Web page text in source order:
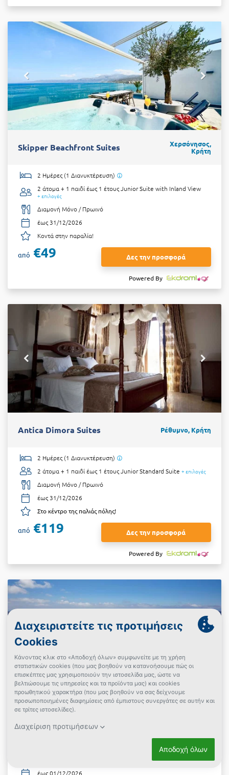
Skipper Beachfront Suites
Χερσόνησος,
Κρήτη
2 Ημέρες (1 Διανυκτέρευση)
2 άτομα + 1 παιδί έως 1 έτουςJunior Suite with Inland View
+ επιλογές
Διαμονή Μόνο / Πρωινό
έως 31/12/2026
Κοντά στην παραλία!
από €49 Δες την προσφορά
Powered By
Antica Dimora Suites Ρέθυμνο, Κρήτη
2 Ημέρες (1 Διανυκτέρευση)
2 άτομα + 1 παιδί έως 1 έτουςJunior Standard Suite + επιλογές
Διαμονή Μόνο / Πρωινό
έως 31/12/2026
Στο κέντρο της παλιάς πόλης!
από €119 Δες την προσφορά
Powered By
Dreams Luxury Suites
Ημεροβίγλι,
2 Ημέρες (1 Διανυκτέρευση)
Nefeli Jacuzzi Suite + επιλογές
έως 01/12/2026